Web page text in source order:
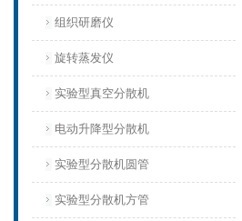
组织研磨仪
旋转蒸发仪
实验型真空分散机
电动升降型分散机
实验型分散机圆管
实验型分散机方管